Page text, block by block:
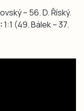
– 56. D. Říský.
1:1 (49. Bálek – 37.